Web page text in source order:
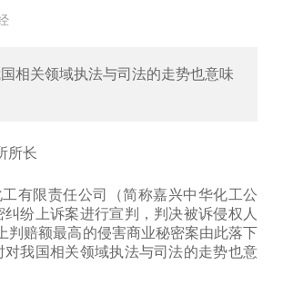
相关领域执法与司法的走势也意味
所长
有限责任公司（简称嘉兴中华化工公
纷上诉案进行宣判，判决被诉侵权人
判赔额最高的侵害商业秘密案由此落下
我国相关领域执法与司法的走势也意